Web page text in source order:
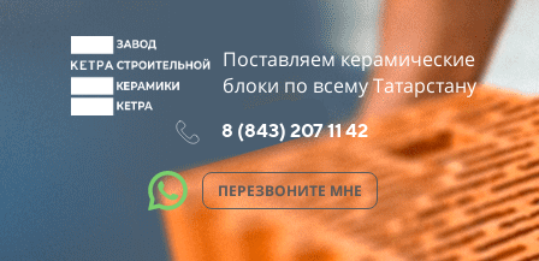
Поставляем керамические
блоки по всему Татарстану
8 (843) 207 11 42
ПЕРЕЗВОНИТЕ МНЕ